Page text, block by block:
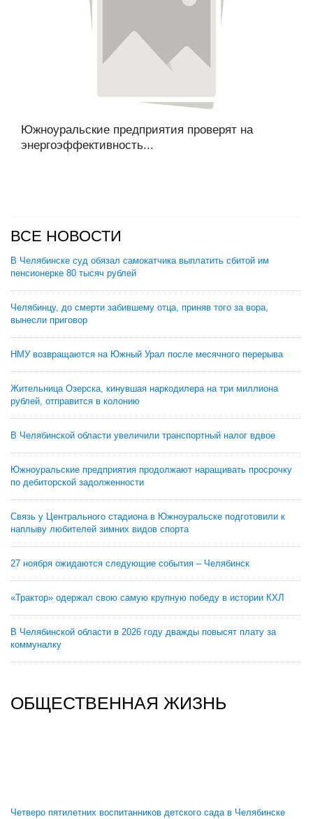
Южноуральские предприятия проверят на
энергоэффективность...
ВСЕ НОВОСТИ
В Челябинске суд обязал самокатчика выплатить сбитой им
пенсионерке 80 тысяч рублей
Челябинцу, до смерти забившему отца, приняв того за вора,
вынесли приговор
НМУ возвращаются на Южный Урал после месячного перерыва
Жительница Озерска, кинувшая наркодилера на три миллиона
рублей, отправится в колонию
В Челябинской области увеличили транспортный налог вдвое
Южноуральские предприятия продолжают наращивать просрочку
по дебиторской задолженности
Связь у Центрального стадиона в Южноуральске подготовили к
наплыву любителей зимних видов спорта
27 ноября ожидаются следующие события – Челябинск
«Трактор» одержал свою самую крупную победу в истории КХЛ
В Челябинской области в 2026 году дважды повысят плату за
коммуналку
ОБЩЕСТВЕННАЯ ЖИЗНЬ
Четверо пятилетних воспитанников детского сада в Челябинске